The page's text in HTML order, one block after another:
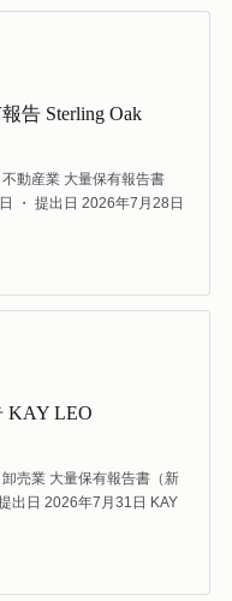
告 Sterling Oak
動産業 大量保有報告書
・ 提出日 2026年7月28日
KAY LEO
売業 大量保有報告書（新
出日 2026年7月31日 KAY